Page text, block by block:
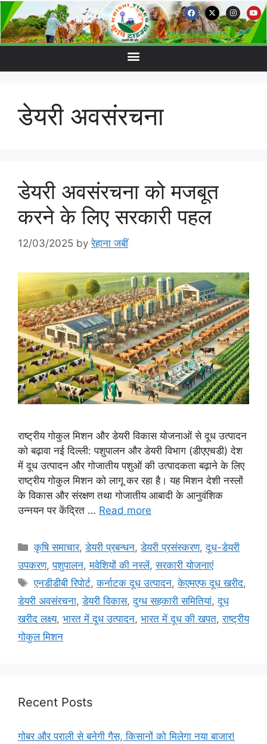
डेयरी अवसंरचना
डेयरी अवसंरचना को मजबूत
करने के लिए सरकारी पहल
12/03/2025 byरेहाना जबीं
राष्ट्रीय गोकुल मिशन और डेयरी विकास योजनाओं से दूध उत्पादन
को बढ़ावा नई दिल्ली: पशुपालन और डेयरी विभाग (डीएएचडी) देश
में दूध उत्पादन और गोजातीय पशुओं की उत्पादकता बढ़ाने के लिए
राष्ट्रीय गोकुल मिशन को लागू कर रहा है। यह मिशन देशी नस्लों
के विकास और संरक्षण तथा गोजातीय आबादी के आनुवंशिक
उन्नयन पर केंद्रित … Read more
कृषि समाचार,डेयरी प्रबन्धन,डेयरी प्रसंस्करण,दूध-डेयरी
उपकरण,पशुपालन,मवेशियों की नस्लें,सरकारी योजनाएं
एनडीडीबी रिपोर्ट,कर्नाटक दूध उत्पादन,केएमएफ दूध खरीद,
डेयरी अवसंरचना,डेयरी विकास,दुग्ध सहकारी समितियां,दूध
खरीद लक्ष्य, भारत में दूध उत्पादन, भारत में दूध की खपत,राष्ट्रीय
गोकुल मिशन
Recent Posts
गोबर और पराली से बनेगी गैस, किसानों को मिलेगा नया बाजार!